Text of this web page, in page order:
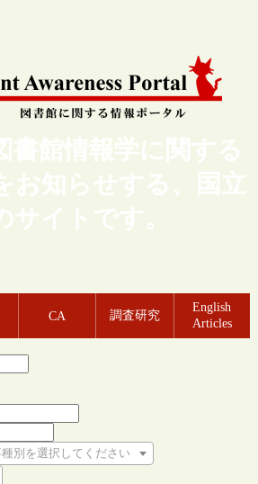
書館情報学に関する
お知らせする、国立
サイトです。
CA 調査研究
English
Articles
別を選択してください
してください